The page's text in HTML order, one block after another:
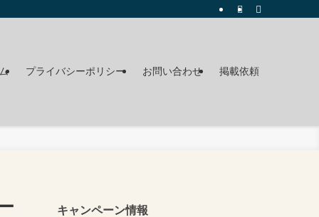
プライバシーポリシー お問い合わせ 掲載依頼
キャンペーン情報